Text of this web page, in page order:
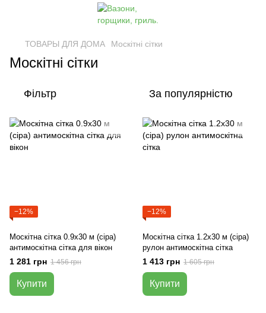
ТОВАРЫ ДЛЯ ДОМА Москітні сітки
Москітні сітки
Фільтр За популярністю
−12%
Москітна сітка 0.9х30 м (сіра)
антимоскітна сітка для вікон
1 281 грн 1 456 грн
Купити
−12%
Москітна сітка 1.2х30 м (сіра)
рулон антимоскітна сітка
1 413 грн 1 605 грн
Купити